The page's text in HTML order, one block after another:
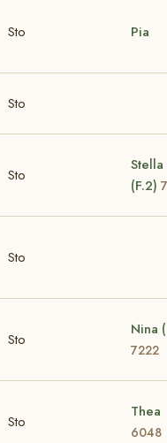
Sto Pia
Sto
Sto
Stella
(F.2)
Sto
Sto
Nina
7222
Sto
Thea
6048